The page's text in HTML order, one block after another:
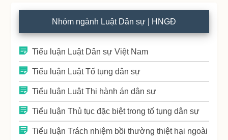
Nhóm ngành Luật Dân sự | HNGĐ
Tiểu luận Luật Dân sự Việt Nam
Tiểu luận Luật Tố tụng dân sự
Tiểu luận Luật Thi hành án dân sự
Tiểu luận Thủ tục đặc biệt trong tố tụng dân sự
Tiểu luận Trách nhiệm bồi thường thiệt hại ngoài